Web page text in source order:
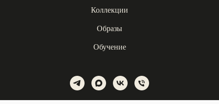
Коллекции
Образы
Обучение